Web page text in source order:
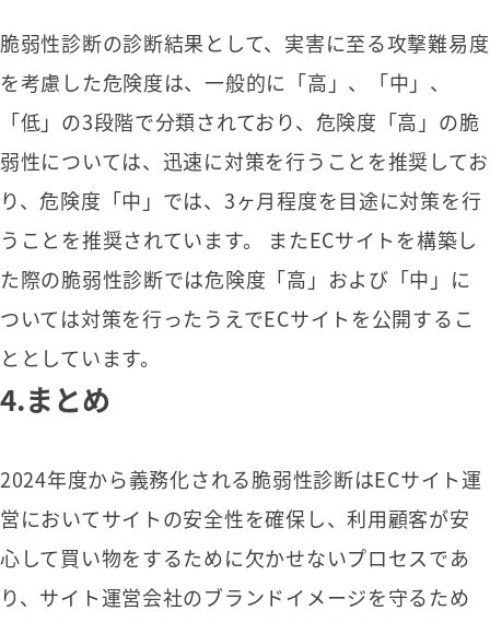
脆弱性診断の診断結果として、実害に至る攻撃難易度
を考慮した危険度は、一般的に「高」、「中」、
「低」の3段階で分類されており、危険度「高」の脆
弱性については、迅速に対策を行うことを推奨してお
り、危険度「中」では、3ヶ月程度を目途に対策を行
うことを推奨されています。 またECサイトを構築し
た際の脆弱性診断では危険度「高」および「中」に
ついては対策を行ったうえでECサイトを公開するこ
ととしています。
4.まとめ
2024年度から義務化される脆弱性診断はECサイト運
営においてサイトの安全性を確保し、利用顧客が安
心して買い物をするために欠かせないプロセスであ
り、サイト運営会社のブランドイメージを守るため